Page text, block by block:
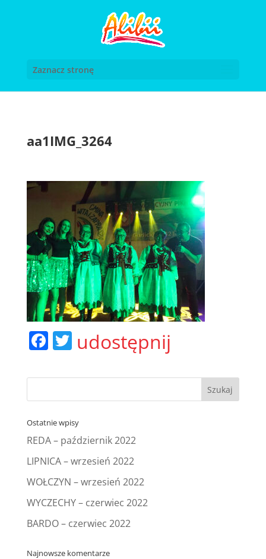
Zaznacz stronę
aa1IMG_3264
F
c
e
b
o
o
k
T
itt
er
udostępnij
Ostatnie wpisy
REDA – październik 2022
LIPNICA – wrzesień 2022
WOŁCZYN – wrzesień 2022
WYCZECHY – czerwiec 2022
BARDO – czerwiec 2022
Najnowsze komentarze